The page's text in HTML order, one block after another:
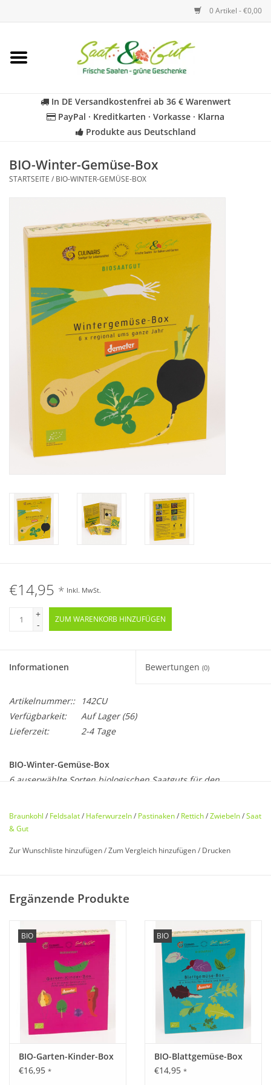
0 Artikel - €0,00
Startseite
Kräuter
Für Kinder
Geschenkideen
Katalog
In DE Versandkostenfrei ab 36 € Warenwert
PayPal · Kreditkarten · Vorkasse · Klarna
Produkte aus Deutschland
BIO-Winter-Gemüse-Box
STARTSEITE / BIO-WINTER-GEMÜSE-BOX
€14,95 * Inkl. MwSt.
+
-
ZUM WARENKORB HINZUFÜGEN
Informationen Bewertungen (0)
Artikelnummer::
142CU
Verfügbarkeit:
Auf Lager(56)
Lieferzeit:
2-4 Tage
BIO-Winter-Gemüse-Box
6 auserwählte Sorten biologischen Saatguts für den
In regionaler Zusammenarbeit
exklusiv für Sie entwickelt! Das
regnerisch wird, die anderen Pflanzen schon alle Viere von
Saaten. Dengesamten Winter
über frisch und knackig ernten
oder imSpätherbst einlagern . Im WinterfrischeVitamine
Zuhause! Auch einGeschenk für die Liebsten oder Freunde
des Gärtnerns im Winter
Weitere Infos zu Aussaat und Kultur sind auf den Samentüten
zu finden.
100% Karton Verpackung!
Braunkohl / Feldsalat/ Haferwurzeln/ Pastinaken/ Rettich/Zwiebeln/Saat
& Gut
Zur Wunschliste hinzufügen/Zum Vergleich hinzufügen/ Drucken
Ergänzende Produkte
BIO
BIO-Garten-Kinder-Box
€16,95 *
BIO
BIO-Blattgemüse-Box
€14,95 *